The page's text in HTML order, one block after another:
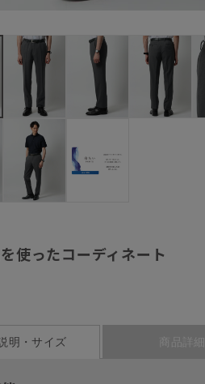
使ったコーディネート
明・サイズ 商品詳細